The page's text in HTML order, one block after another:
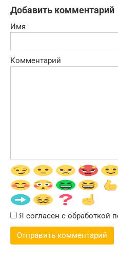
Добавить комментарий
Имя
Комментарий
Я согласен с обработкой